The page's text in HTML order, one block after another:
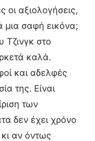
οι αξιολογήσεις,
μια σαφή εικόνα;
Τζινγκ στο
καλά.
και αδελφές
της. Είναι
των
δεν έχει χρόνο
αν όντως